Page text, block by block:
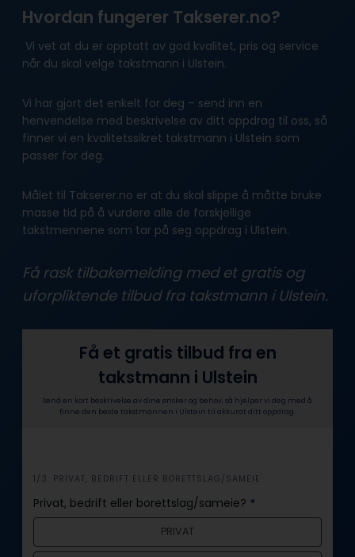
Hvordan fungerer Takserer.no?
Vi vet at du er opptatt av god kvalitet, pris og service
når du skal velge takstmann i Ulstein.
Vi har gjort det enkelt for deg – send inn en
henvendelse med beskrivelse av ditt oppdrag til oss, så
finner vi en kvalitetssikret takstmann i Ulstein som
passer for deg.
Målet til Takserer.no er at du skal slippe å måtte bruke
masse tid på å vurdere alle de forskjellige
takstmennene som tar på seg oppdrag i Ulstein.
Få rask tilbakemelding med et gratis og
uforpliktende tilbud fra takstmann i Ulstein.
Få et gratis tilbud fra en
takstmann i Ulstein
Send en kort beskrivelse av dine ønsker og behov, så hjelper vi deg med å
finne den beste takstmannen i Ulstein til akkurat ditt oppdrag.
i
n
n
o
1/3: PRIVAT, BEDRIFT ELLER BORETTSLAG/SAMEIE
Privat, bedrift eller borettslag/sameie? *
PRIVAT